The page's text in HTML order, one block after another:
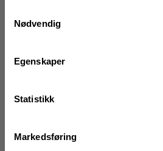
Nødvendig
Egenskaper
Statistikk
Markedsføring
se din avtalepris
HD30-WCH